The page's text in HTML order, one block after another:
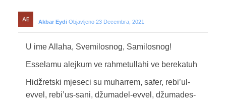
Akbar Eydi Objavljeno 23 Decembra, 2021
U ime Allaha, Svemilosnog, Samilosnog!
Esselamu alejkum ve rahmetullahi ve berekatuh
Hidžretski mjeseci su muharrem, safer, rebi’ul-
evvel, rebi’us-sani, džumadel-evvel, džumades-